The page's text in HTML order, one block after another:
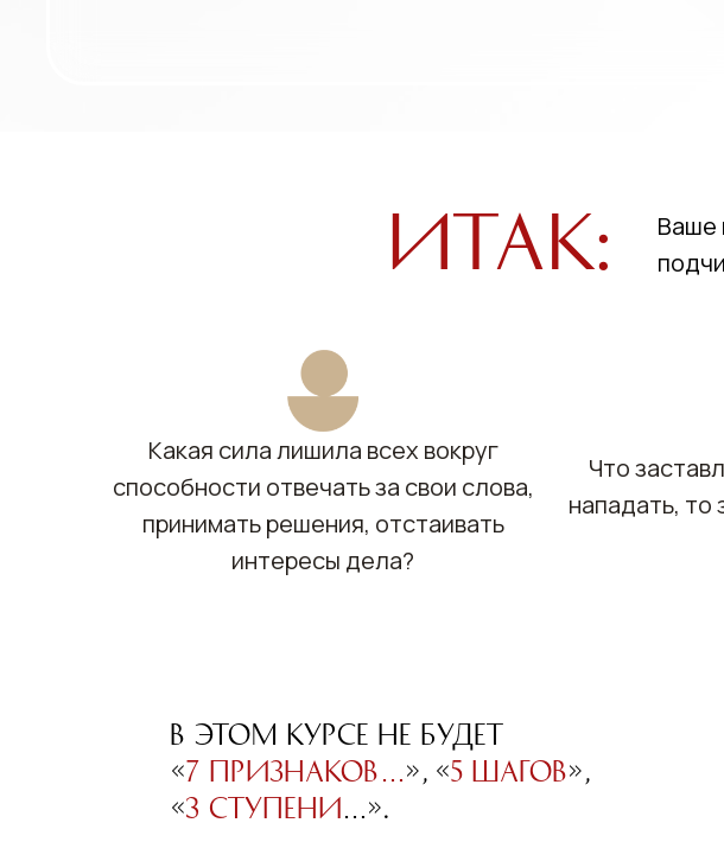
Итак:
Какая сила лишила всех вокруг
способности отвечать за свои слова,
принимать решения, отстаивать
интересы дела?
Что
нападать, то
Ваше
В этом курсе не будет
«7 признаков…», «5 шагов»,
«3 ступени…».